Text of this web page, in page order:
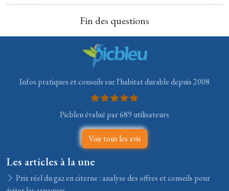
Fin des questions
Infos pratiques et conseils sur l'habitat durable depuis 2008
Picbleu évalué par 689 utilisateurs
Voir tous les avis
Les articles à la une
Prix réel du gaz en citerne : analyse des offres et conseils pour